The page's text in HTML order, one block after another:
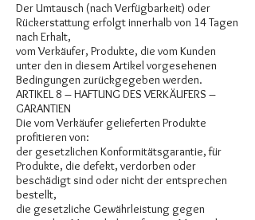
Der Umtausch (nach Verfügbarkeit) oder
Rückerstattung erfolgt innerhalb von 14 Tagen
nach Erhalt,
vom Verkäufer, Produkte, die vom Kunden
unter den in diesem Artikel vorgesehenen
Bedingungen zurückgegeben werden.
ARTIKEL 8 – HAFTUNG DES VERKÄUFERS –
GARANTIEN
Die vom Verkäufer gelieferten Produkte
profitieren von:
der gesetzlichen Konformitätsgarantie, für
Produkte, die defekt, verdorben oder
beschädigt sind oder nicht der entsprechen
bestellt,
die gesetzliche Gewährleistung gegen